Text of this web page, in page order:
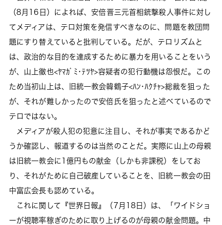
（8月16日）によれば、安倍晋三元首相銃撃殺人事件に対し
てメディアは、テロ対策を発信すべきなのに、問題を教団問
題にすり替えていると批判している。だが、テロリズムと
は、政治的な目的を達成するために暴力を用いることをいう
が、山上徹也<ﾔﾏｶﾞﾐ･ﾃﾂﾔ>容疑者の犯行動機は怨恨だ。この
ため当初山上は、旧統一教会韓鶴子<ﾊﾝ･ﾊｸﾁｬ>総裁を狙った
が、それが難しかったので安倍氏を狙ったと述べているので
テロではない。
メディアが殺人犯の犯意に注目し、それが事実であるかど
うか確認し、報道するのは当然のことだ。実際に山上の母親
は旧統一教会に1億円もの献金（しかも非課税）をしてお
り、それがために自己破産していることを、旧統一教会の田
中富広会長も認めている。
これに関して『世界日報』（7月18日）は、「ワイドショ
ーが視聴率稼ぎのために取り上げるのが母親の献金問題。中